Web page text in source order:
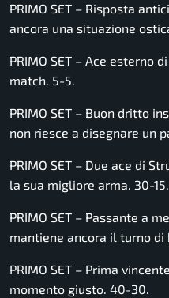
PRIMO SET – Risposta
ancora una situazione
PRIMO SET – Ace esterno
match. 5-5.
PRIMO SET – Buon dritto
non riesce a disegnare un
PRIMO SET – Due ace di
la sua migliore arma. 30-15.
PRIMO SET – Passante a
mantiene ancora il turno
PRIMO SET – Prima
momento giusto. 40-30.